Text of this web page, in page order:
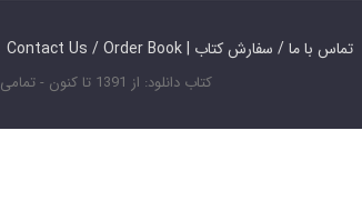
Contact Us / Order Book | تماس با ما / سفارش کتاب
کتاب دانلود: از 1391 تا کنون - تمامی حقوق محفوظ است